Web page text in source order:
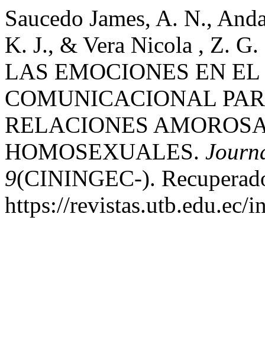
Saucedo James, A. N.,
K. J., & Vera Nicola , Z.
LAS EMOCIONES EN
COMUNICACIONAL
RELACIONES
HOMOSEXUALES.
9(CININGEC-).
https://revistas.utb.edu.ec/